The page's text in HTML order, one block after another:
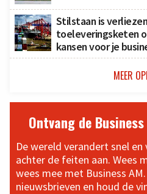
Stilstaan is
toeleveringsketen
kansen voor je
MEER
Ontvang de
De wereld verandert snel
achter de feiten aan. Wees
wees mee met Business
nieuwsbrieven en houd de